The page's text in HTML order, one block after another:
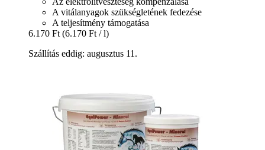
A vitálanyagok szükségletének fedezése
A teljesítmény támogatása
6.170 Ft (6.170 Ft / l)
Szállítás eddig: augusztus 11.